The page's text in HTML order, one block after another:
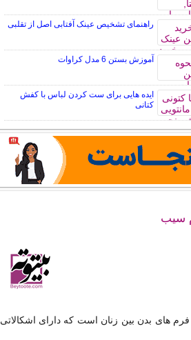
راهنمای تشخیص عینک آفتابی اصل از تقلبی
آموزش بستن 6 مدل کراوات
ایده هایی برای ست کردن لباس با کفش
کتانی
سیب
های بدن بین زنان است که دارای اشکالاتی